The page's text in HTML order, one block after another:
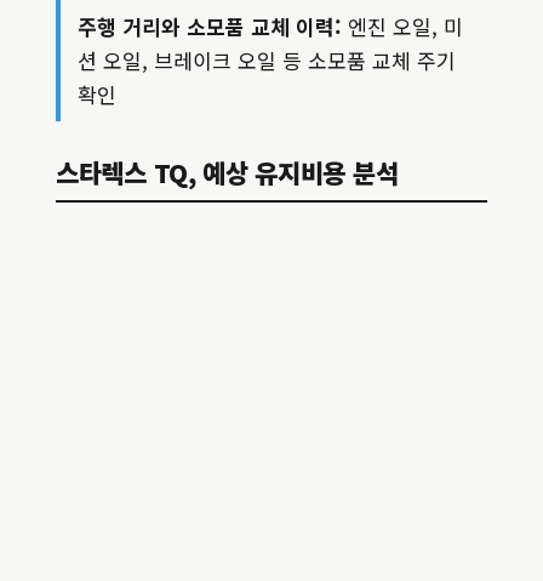
주행 거리와 소모품 교체 이력: 엔진 오일, 미
션 오일, 브레이크 오일 등 소모품 교체 주기
확인
스타렉스 TQ, 예상 유지비용 분석